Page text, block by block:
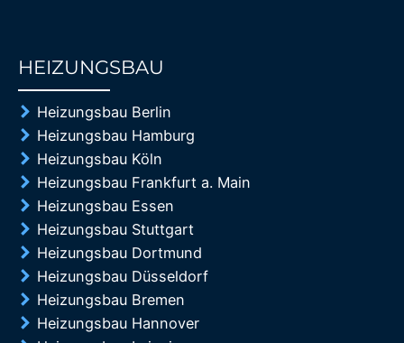
HEIZUNGSBAU
Heizungsbau Berlin
Heizungsbau Hamburg
Heizungsbau Köln
Heizungsbau Frankfurt a. Main
Heizungsbau Essen
Heizungsbau Stuttgart
Heizungsbau Dortmund
Heizungsbau Düsseldorf
Heizungsbau Bremen
Heizungsbau Hannover